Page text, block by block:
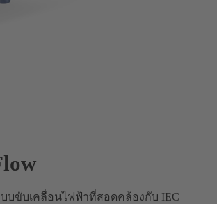
บขับเคลื่อนไฟฟ้าที่สอดคล้องกับ IEC